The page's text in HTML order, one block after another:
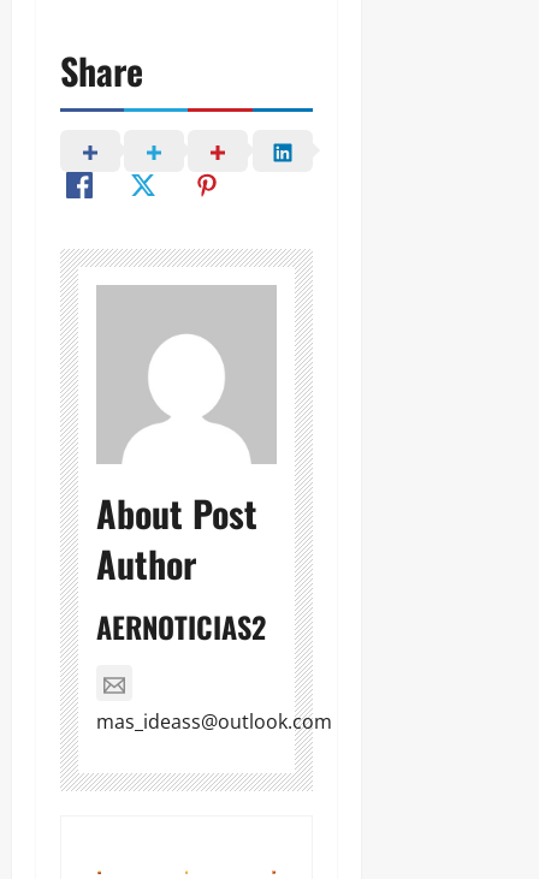
Share
About Post
Author
AERNOTICIAS2
mas_ideass@outlook.com